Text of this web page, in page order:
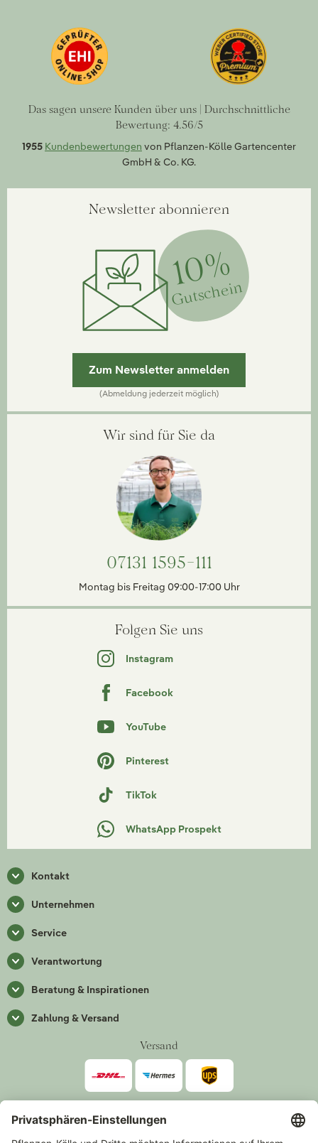
Das sagen unsere Kunden über uns | Durchschnittliche
Bewertung: 4.56/5
1955 Kundenbewertungen von Pflanzen-Kölle Gartencenter
GmbH & Co. KG.
Newsletter abonnieren
10%
Gutschein
Zum Newsletter anmelden
(Abmeldung jederzeit möglich)
Wir sind für Sie da
07131 1595-111
Montag bis Freitag 09:00-17:00 Uhr
Folgen Sie uns
Instagram
Facebook
YouTube
Pinterest
TikTok
WhatsApp Prospekt
Kontakt
Unternehmen
Service
Verantwortung
Beratung & Inspirationen
Zahlung & Versand
Versand